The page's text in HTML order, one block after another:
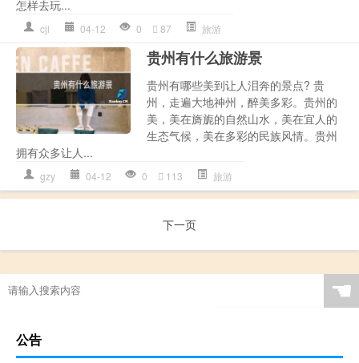
怎样去玩...
cjl 04-12 0 87 旅游
贵州有什么旅游景
贵州有哪些美到让人泪奔的景点? 贵
州，走遍大地神州，醉美多彩。贵州的
美，美在旖旎的自然山水，美在宜人的
生态气候，美在多彩的民族风情。贵州
拥有众多让人...
gzy 04-12 0 113 旅游
下一页
☚
公告